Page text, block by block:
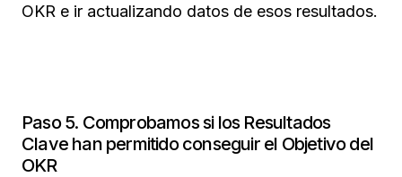
OKR e ir actualizando datos de esos resultados.
Paso 5. Comprobamos si los Resultados
Clave han permitido conseguir el Objetivo del
OKR